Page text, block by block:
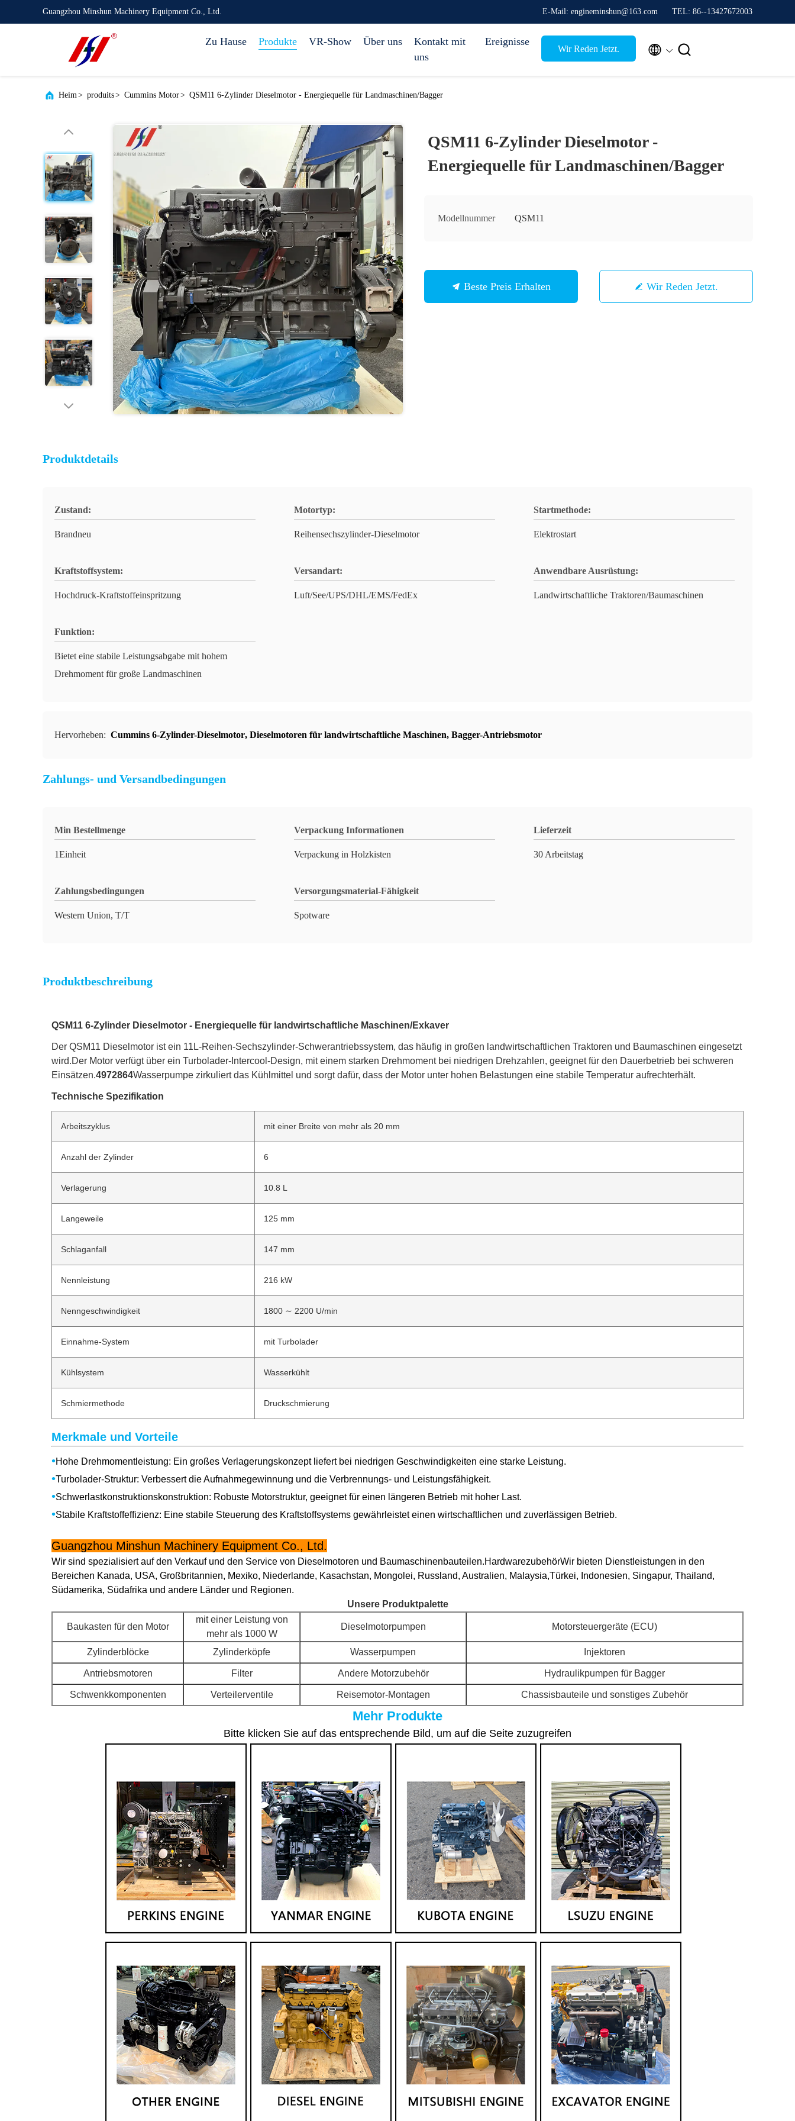
Guangzhou Minshun Machinery Equipment Co., Ltd. E-Mail: engineminshun@163.com TEL: 86--13427672003
Zu Hause Produkte VR-Show Über uns
Kontakt mit
uns
Ereignisse
Wir Reden Jetzt.  
Heim> produits> Cummins Motor> QSM11 6-Zylinder Dieselmotor - Energiequelle für Landmaschinen/Bagger
QSM11 6-Zylinder Dieselmotor -
Energiequelle für Landmaschinen/Bagger
Modellnummer QSM11
Beste Preis Erhalten Wir Reden Jetzt.
Produktdetails
Zustand:
Brandneu
Motortyp:
Reihensechszylinder-Dieselmotor
Startmethode:
Elektrostart
Kraftstoffsystem:
Hochdruck-Kraftstoffeinspritzung
Versandart:
Luft/See/UPS/DHL/EMS/FedEx
Anwendbare Ausrüstung:
Landwirtschaftliche Traktoren/Baumaschinen
Funktion:
Bietet eine stabile Leistungsabgabe mit hohem
Drehmoment für große Landmaschinen
Hervorheben: Cummins 6-Zylinder-Dieselmotor, Dieselmotoren für landwirtschaftliche Maschinen, Bagger-Antriebsmotor
Zahlungs- und Versandbedingungen
Min Bestellmenge
1Einheit
Verpackung Informationen
Verpackung in Holzkisten
Lieferzeit
30 Arbeitstag
Zahlungsbedingungen
Western Union, T/T
Versorgungsmaterial-Fähigkeit
Spotware
Produktbeschreibung
QSM11 6-Zylinder Dieselmotor - Energiequelle für landwirtschaftliche Maschinen/Exkaver
Der QSM11 Dieselmotor ist ein 11L-Reihen-Sechszylinder-Schwerantriebssystem, das häufig in großen landwirtschaftlichen Traktoren und Baumaschinen eingesetzt
wird.Der Motor verfügt über ein Turbolader-Intercool-Design, mit einem starken Drehmoment bei niedrigen Drehzahlen, geeignet für den Dauerbetrieb bei schweren
Einsätzen.4972864Wasserpumpe zirkuliert das Kühlmittel und sorgt dafür, dass der Motor unter hohen Belastungen eine stabile Temperatur aufrechterhält.
Technische Spezifikation
Arbeitszyklus mit einer Breite von mehr als 20 mm
Anzahl der Zylinder 6
Verlagerung 10.8 L
Langeweile 125 mm
Schlaganfall 147 mm
Nennleistung 216 kW
Nenngeschwindigkeit 1800 ∼ 2200 U/min
Einnahme-System mit Turbolader
Kühlsystem Wasserkühlt
Schmiermethode Druckschmierung
Merkmale und Vorteile
•Hohe Drehmomentleistung: Ein großes Verlagerungskonzept liefert bei niedrigen Geschwindigkeiten eine starke Leistung.
•Turbolader-Struktur: Verbessert die Aufnahmegewinnung und die Verbrennungs- und Leistungsfähigkeit.
•Schwerlastkonstruktionskonstruktion: Robuste Motorstruktur, geeignet für einen längeren Betrieb mit hoher Last.
•Stabile Kraftstoffeffizienz: Eine stabile Steuerung des Kraftstoffsystems gewährleistet einen wirtschaftlichen und zuverlässigen Betrieb.
Guangzhou Minshun Machinery Equipment Co., Ltd.
Wir sind spezialisiert auf den Verkauf und den Service von Dieselmotoren und Baumaschinenbauteilen.HardwarezubehörWir bieten Dienstleistungen in den
Bereichen Kanada, USA, Großbritannien, Mexiko, Niederlande, Kasachstan, Mongolei, Russland, Australien, Malaysia,Türkei, Indonesien, Singapur, Thailand,
Südamerika, Südafrika und andere Länder und Regionen.
Unsere Produktpalette
Baukasten für den Motor
mit einer Leistung von
mehr als 1000 W
Dieselmotorpumpen Motorsteuergeräte (ECU)
Zylinderblöcke Zylinderköpfe Wasserpumpen Injektoren
Antriebsmotoren Filter Andere Motorzubehör Hydraulikpumpen für Bagger
Schwenkkomponenten Verteilerventile Reisemotor-Montagen Chassisbauteile und sonstiges Zubehör
Mehr Produkte
Bitte klicken Sie auf das entsprechende Bild, um auf die Seite zuzugreifen